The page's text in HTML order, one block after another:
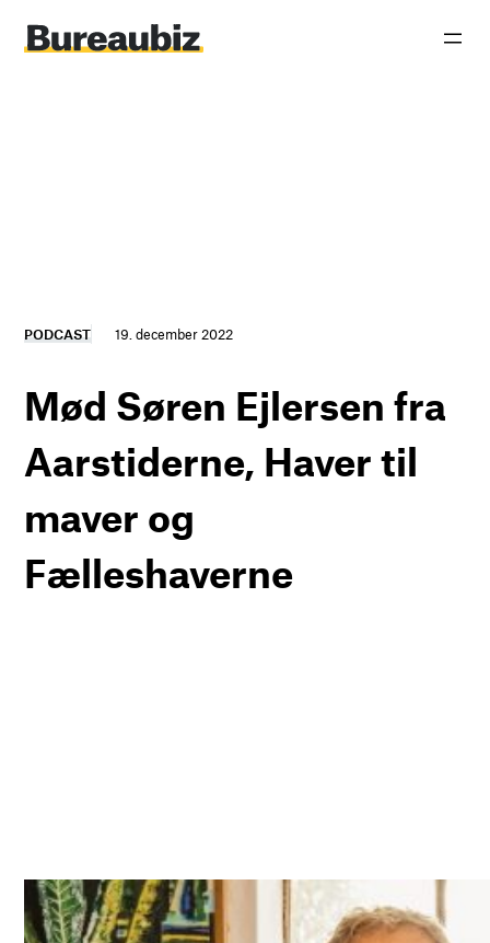
indhold
PODCAST 19. december 2022
Mød Søren Ejlersen fra
Aarstiderne, Haver til
maver og
Fælleshaverne